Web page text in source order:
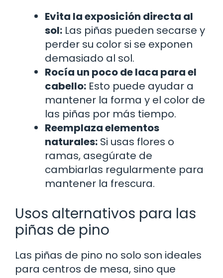
Evita la exposición directa al
sol: Las piñas pueden secarse y
perder su color si se exponen
demasiado al sol.
Rocía un poco de laca para el
cabello: Esto puede ayudar a
mantener la forma y el color de
las piñas por más tiempo.
Reemplaza elementos
naturales: Si usas flores o
ramas, asegúrate de
cambiarlas regularmente para
mantener la frescura.
Usos alternativos para las
piñas de pino
Las piñas de pino no solo son ideales
para centros de mesa, sino que